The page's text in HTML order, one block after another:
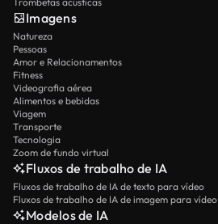
Imagens
Natureza
Pessoas
Amor e Relacionamentos
Fitness
Videografia aérea
Alimentos e bebidas
Viagem
Transporte
Tecnologia
Zoom de fundo virtual
Fluxos de trabalho de IA
Fluxos de trabalho de IA de texto para vídeo
Fluxos de trabalho de IA de imagem para vídeo
Modelos de IA